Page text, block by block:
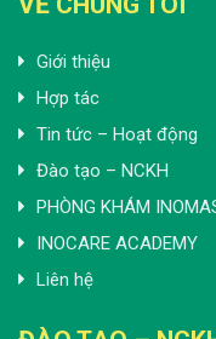
Giới thiệu
Hợp tác
Tin tức – Hoạt động
Đào tạo – NCKH
PHÒNG KHÁM
INOCARE ACADEMY
Liên hệ